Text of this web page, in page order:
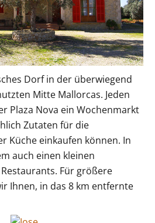
Dorf in der überwiegend
Mitte Mallorcas. Jeden
Plaza Nova ein Wochenmarkt
Zutaten für die
Küche einkaufen können. In
auch einen kleinen
Für größere
Ihnen, in das 8 km entfernte